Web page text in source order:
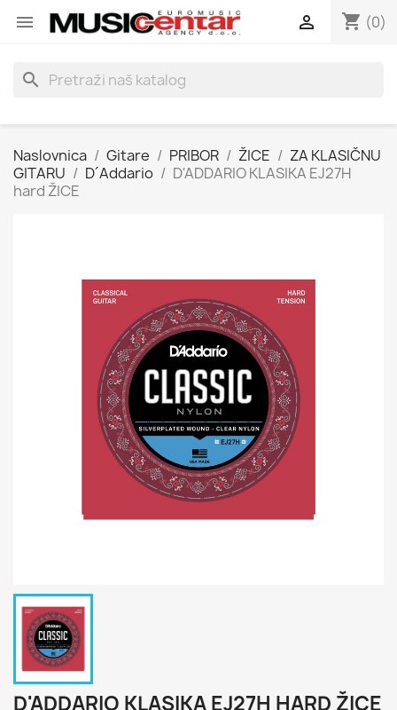
 shopping_cart (0)

search
Naslovnica Gitare PRIBOR ŽICE
ZA KLASIČNU
GITARU
D´Addario
D'ADDARIO KLASIKA EJ27H
hard ŽICE
D'ADDARIO KLASIKA EJ27H HARD ŽICE